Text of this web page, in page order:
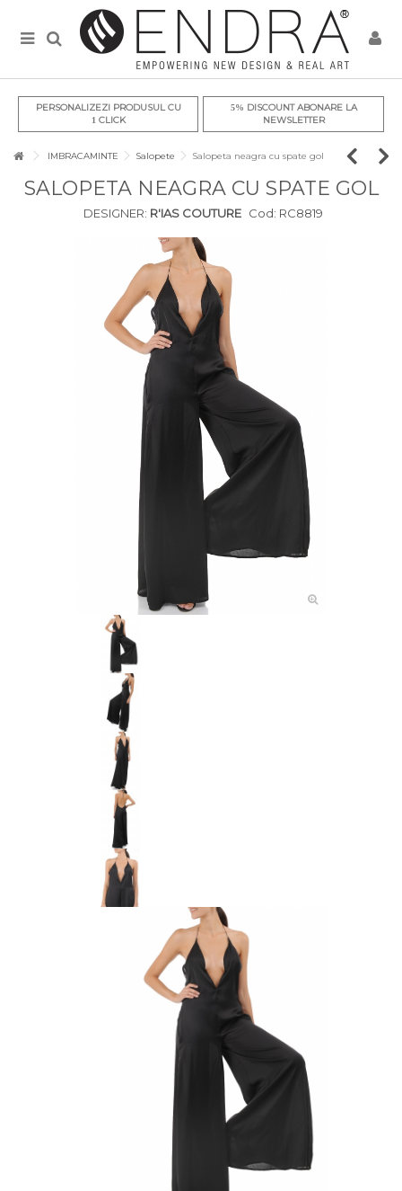
PERSONALIZEZI PRODUSUL CU
1CLICK
5% DISCOUNT ABONARE LA
NEWSLETTER
IMBRACAMINTE Salopete Salopeta neagra cu spate gol
SALOPETA NEAGRA CU SPATE GOL
DESIGNER: R'IAS COUTURE Cod: RC8819